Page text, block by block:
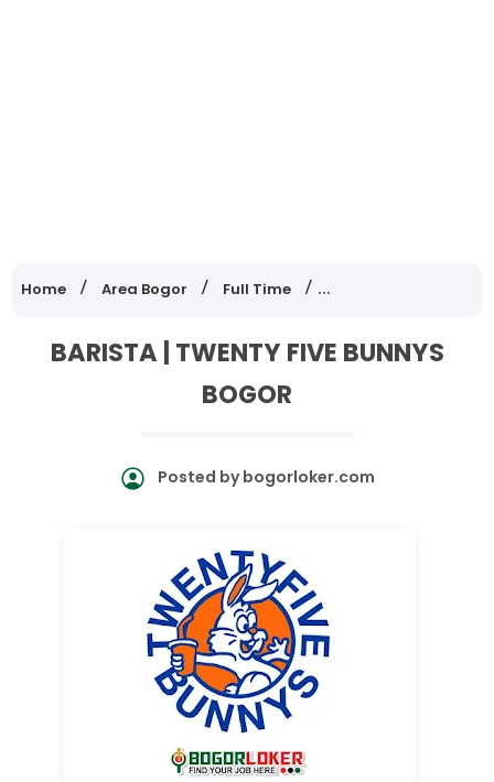
Home Area Bogor Full Time Lowongan Kerja
BARISTA | TWENTY FIVE BUNNYS
BOGOR
Posted bybogorloker.com